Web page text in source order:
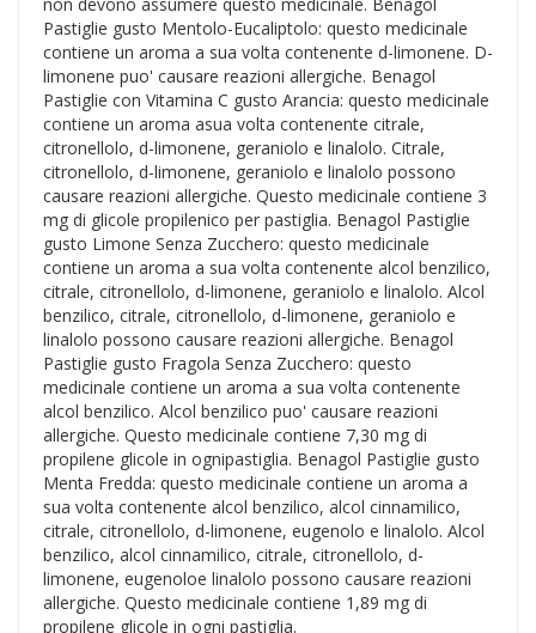
Pastiglie gusto Mentolo-Eucaliptolo: questo medicinale
contiene un aroma a sua volta contenente d-limonene. D-
limonene puo' causare reazioni allergiche. Benagol
Pastiglie con Vitamina C gusto Arancia: questo medicinale
contiene un aroma asua volta contenente citrale,
citronellolo, d-limonene, geraniolo e linalolo. Citrale,
citronellolo, d-limonene, geraniolo e linalolo possono
causare reazioni allergiche. Questo medicinale contiene 3
mg di glicole propilenico per pastiglia. Benagol Pastiglie
gusto Limone Senza Zucchero: questo medicinale
contiene un aroma a sua volta contenente alcol benzilico,
citrale, citronellolo, d-limonene, geraniolo e linalolo. Alcol
benzilico, citrale, citronellolo, d-limonene, geraniolo e
linalolo possono causare reazioni allergiche. Benagol
Pastiglie gusto Fragola Senza Zucchero: questo
medicinale contiene un aroma a sua volta contenente
alcol benzilico. Alcol benzilico puo' causare reazioni
allergiche. Questo medicinale contiene 7,30 mg di
propilene glicole in ognipastiglia. Benagol Pastiglie gusto
Menta Fredda: questo medicinale contiene un aroma a
sua volta contenente alcol benzilico, alcol cinnamilico,
citrale, citronellolo, d-limonene, eugenolo e linalolo. Alcol
benzilico, alcol cinnamilico, citrale, citronellolo, d-
limonene, eugenoloe linalolo possono causare reazioni
allergiche. Questo medicinale contiene 1,89 mg di
propilene glicole in ogni pastiglia.